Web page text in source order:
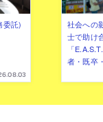
委託)
社会への
士で助け
「
者・既卒